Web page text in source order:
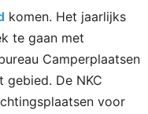
komen. Het jaarlijks
te gaan met
Camperplaatsen
gebied. De NKC
voor